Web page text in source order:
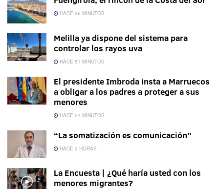
HACE 36 MINUTOS
Melilla ya dispone del sistema para
controlar los rayos uva
HACE 51 MINUTOS
El presidente Imbroda insta a Marruecos
a obligar a los padres a proteger a sus
menores
HACE 51 MINUTOS
“La somatización es comunicación”
HACE 2 HORAS
La Encuesta | ¿Qué haría usted con los
menores migrantes?